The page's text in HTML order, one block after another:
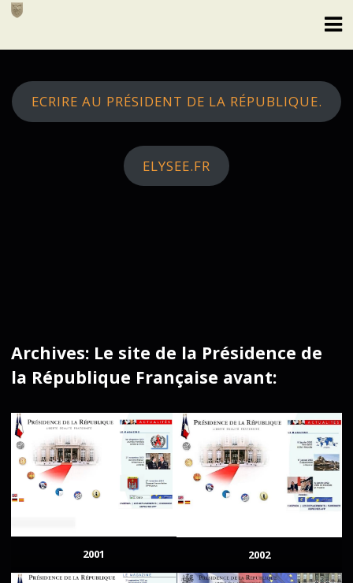
Skip
ECRIRE AU PRÉSIDENT DE LA RÉPUBLIQUE.
ELYSEE.FR
Archives: Le site de la Présidence de
la République Française avant:
2001 2002